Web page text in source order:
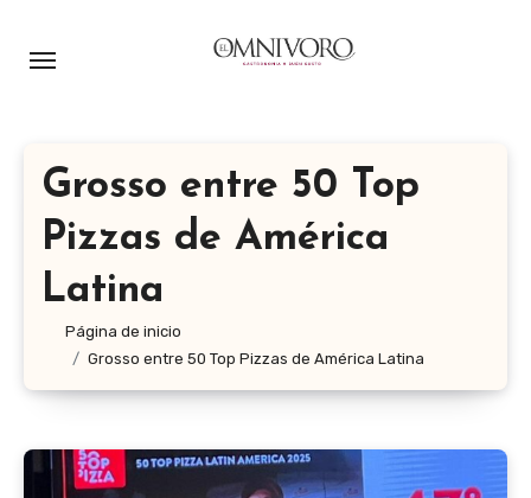
Grosso entre 50 Top
Pizzas de América
Latina
Página de inicio
Grosso entre 50 Top Pizzas de América Latina